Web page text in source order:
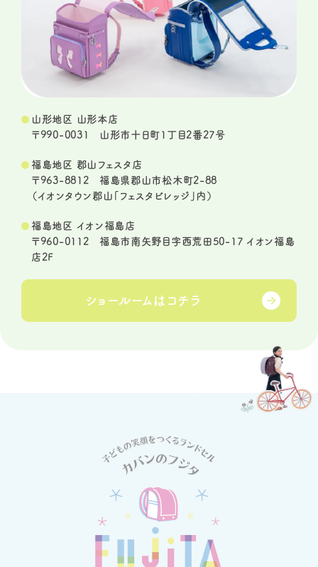
山形地区 山形本店
〒990-0031 山形市十日町1丁目2番27号
福島地区 郡山フェスタ店
〒963-8812 福島県郡山市松木町2-88
（イオンタウン郡山「フェスタビレッジ」内）
福島地区 イオン福島店
〒960-0112 福島市南矢野目字西荒田50-17 イオン福島
店2F
ショールームは コチラ